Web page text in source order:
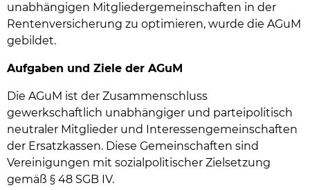
unabhängigen Mitgliedergemeinschaften in der
Rentenversicherung zu optimieren, wurde die AGuM
gebildet.
Aufgaben und Ziele der AGuM
Die AGuM ist der Zusammenschluss
gewerkschaftlich unabhängiger und parteipolitisch
neutraler Mitglieder und Interessengemeinschaften
der Ersatzkassen. Diese Gemeinschaften sind
Vereinigungen mit sozialpolitischer Zielsetzung
gemäß § 48 SGB IV.